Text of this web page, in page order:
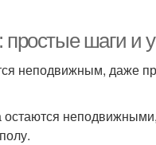
простые шаги и
неподвижным, даже
остаются